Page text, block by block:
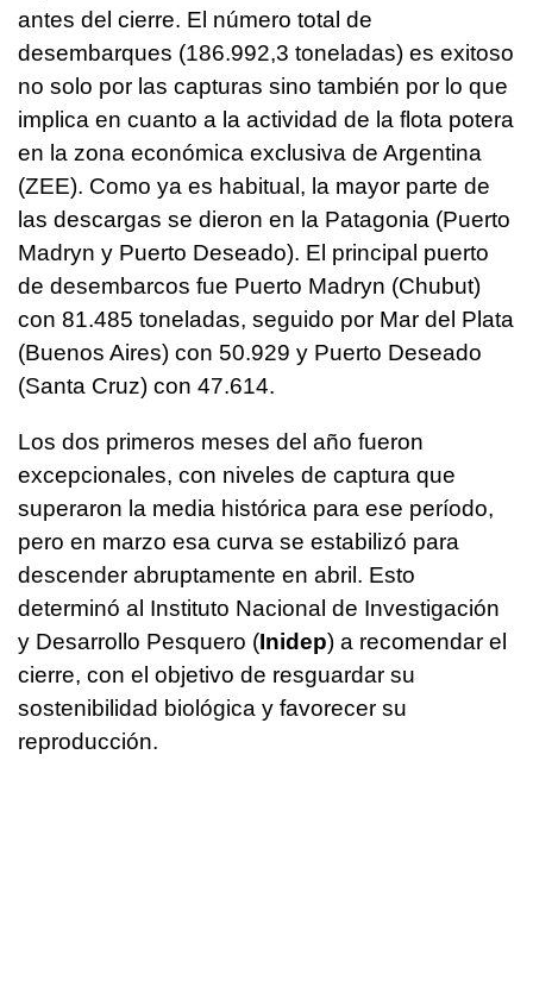
antes del cierre. El número total de
desembarques (186.992,3 toneladas) es exitoso
no solo por las capturas sino también por lo que
implica en cuanto a la actividad de la flota potera
en la zona económica exclusiva de Argentina
(ZEE). Como ya es habitual, la mayor parte de
las descargas se dieron en la Patagonia (Puerto
Madryn y Puerto Deseado). El principal puerto
de desembarcos fue Puerto Madryn (Chubut)
con 81.485 toneladas, seguido por Mar del Plata
(Buenos Aires) con 50.929 y Puerto Deseado
(Santa Cruz) con 47.614.
Los dos primeros meses del año fueron
excepcionales, con niveles de captura que
superaron la media histórica para ese período,
pero en marzo esa curva se estabilizó para
descender abruptamente en abril. Esto
determinó al Instituto Nacional de Investigación
y Desarrollo Pesquero (Inidep) a recomendar el
cierre, con el objetivo de resguardar su
sostenibilidad biológica y favorecer su
reproducción.